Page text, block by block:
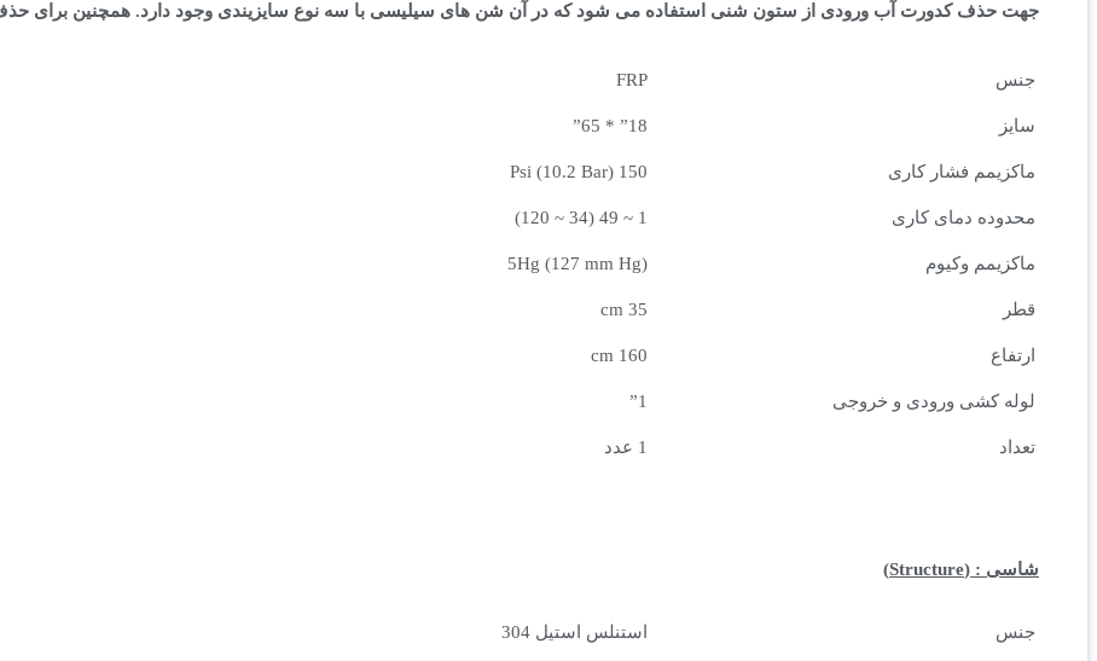
جهت حذف کدورت آب ورودی از ستون شنی استفاده می شود که در آن شن های سیلیسی با سه نوع سایزیندی وجود دارد. همچنین برای حذف
جنس FRP
سایز 18” * 65”
ماکزیمم فشار کاری 150 Psi (10.2 Bar)
محدوده دمای کاری 1 ~ 49 (34 ~ 120)
ماکزیمم وکیوم 5Hg (127 mm Hg)
قطر 35 cm
ارتفاع 160 cm
لوله کشی ورودی و خروجی 1”
تعداد 1 عدد
شاسی : (Structure)
جنس استنلس استیل 304